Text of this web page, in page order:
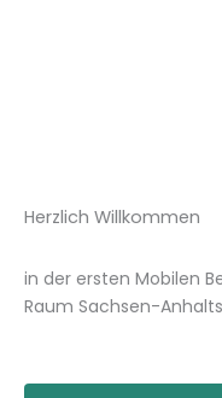
Herzlich Willkommen
in der ersten Mobilen
Raum Sachsen-Anhalts